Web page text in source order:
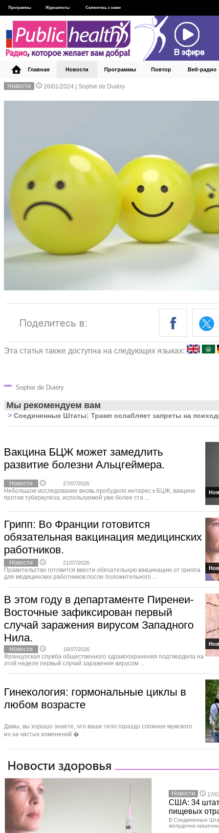
Новости 26/01/2024 | Sophie de Duiéry
Эта статья также доступна на следующих языках:
Sophie de Duiéry
Мы рекомендуем вам
> Соединенные Штаты: Трамп ослабляет запреты на
Вакцина БЦЖ может замедлить
развитие болезни Альцгеймера.
Новости 27/07/2026
Небольшое исследование вновь пробудило интерес к БЦЖ, вакцине
против туберкулеза, используемой уже более ста ...
Грипп: Во Франции готовится
обязательная вакцинация медицинских
работников.
Новости 21/07/2026
Правительство готовится ввести обязательную вакцинацию от гриппа
для медицинских работников после положительного ...
В этом году в департаменте Пиренеи-
Восточные зафиксирован первый
случай заражения вирусом Западного
Нила.
Новости 16/07/2026
Французская служба общественного здравоохранения подтвердила на
этой неделе первый случай заражения вирусом ...
Гинекология: гормональные циклы в
любом возрасте
Дамы, вы хорошо знаете, что ваше тело гораздо сложнее мужского
из‑за частых изменений �
Новости 17/
США: 34
пищевых
В Соединенных
желудочно-
Программы Журналисты Свяжитесь с нами
Главная Новости Программы Повтор Веб‑радио